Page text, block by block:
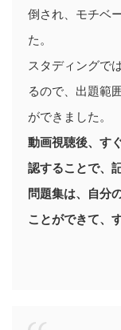
倒され、モチベ
た。
スタディングで
るので、出題範
ができました。
動画視聴後、す
認することで、
問題集は、自分
ことができて、